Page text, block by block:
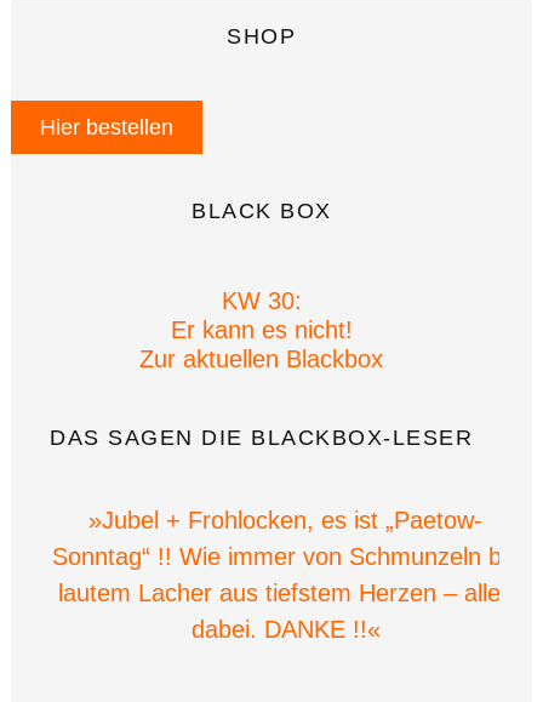
SHOP
Hier bestellen
BLACK BOX
KW 30:
Er kann es nicht!
Zur aktuellen Blackbox
DAS SAGEN DIE BLACKBOX-LESER
»Jubel + Frohlocken, es ist „Paetow-
Sonntag“ !! Wie immer von Schmunzeln bis
lautem Lacher aus tiefstem Herzen – alles
dabei. DANKE !!«